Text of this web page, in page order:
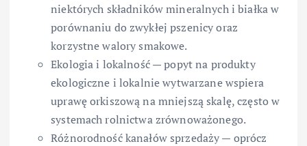
niektórych składników mineralnych i białka w
porównaniu do zwykłej pszenicy oraz
korzystne walory smakowe.
Ekologia i lokalność — popyt na produkty
ekologiczne i lokalnie wytwarzane wspiera
uprawę orkiszową na mniejszą skalę, często w
systemach rolnictwa zrównoważonego.
Różnorodność kanałów sprzedaży — oprócz